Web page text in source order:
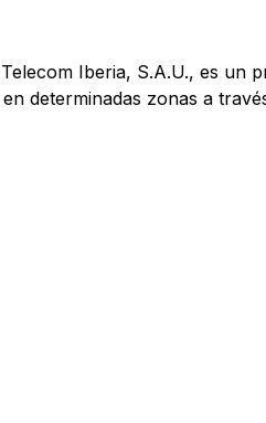
Iberia, S.A.U., es
determinadas zonas a